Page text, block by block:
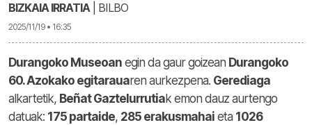
BIZKAIA IRRATIA| BILBO
2025/11/19 • 16:35
Durangoko Museoan egin da gaur goizean Durangoko
60. Azokako egitarauaren aurkezpena. Gerediaga
alkartetik, Beñat Gaztelurrutiak emon dauz aurtengo
datuak: 175 partaide, 285 erakusmahai eta 1026